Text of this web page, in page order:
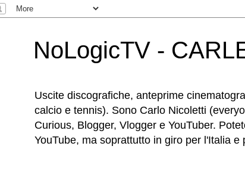
NoLogicTV -
Uscite discografiche, anteprime
calcio e tennis). Sono Carlo Nicoletti
Curious, Blogger, Vlogger e YouTuber.
YouTube, ma soprattutto in giro per l'Italia e